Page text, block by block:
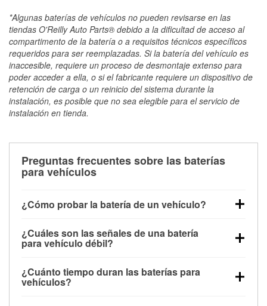
*Algunas baterías de vehículos no pueden revisarse en las
tiendas O'Reilly Auto Parts® debido a la dificultad de acceso al
compartimento de la batería o a requisitos técnicos específicos
requeridos para ser reemplazadas. Si la batería del vehículo es
inaccesible, requiere un proceso de desmontaje extenso para
poder acceder a ella, o si el fabricante requiere un dispositivo de
retención de carga o un reinicio del sistema durante la
instalación, es posible que no sea elegible para el servicio de
instalación en tienda.
Preguntas frecuentes sobre las baterías
para vehículos
¿Cómo probar la batería de un vehículo?
maneras. El método más rápido es utilizar un
multímetro: con el vehículo apagado, conecta los
voltaje: una batería en buen estado y totalmente
cargada debería indicar unos 12.6 voltios. Es
¿Cuáles son las señales de una batería
para vehículo débil?
advertencia. Un arranque lento del motor, faros
tenues, chasquidos al girar la llave o luces de
¿Cuánto tiempo duran las baterías para
vehículos?